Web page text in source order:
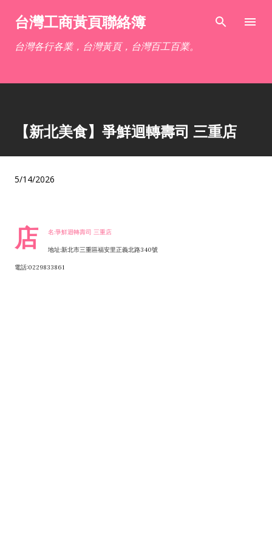
跳到主要內容
台灣工商黃頁聯絡簿
台灣各行各業，台灣黃頁，台灣百工百業。
【新北美食】爭鮮迴轉壽司 三重店
5/14/2026
店 名:爭鮮迴轉壽司 三重店
地址:新北市三重區福安里正義北路340號
電話:0229833861